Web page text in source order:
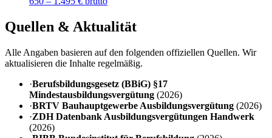
Quellen & Aktualität
Alle Angaben basieren auf den folgenden offiziellen Quellen. Wir
aktualisieren die Inhalte regelmäßig.
·Berufsbildungsgesetz (BBiG) §17
Mindestausbildungsvergütung (2026)
·BRTV Bauhauptgewerbe Ausbildungsvergütung (2026)
·ZDH Datenbank Ausbildungsvergütungen Handwerk
(2026)